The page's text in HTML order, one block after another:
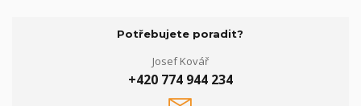
Potřebujete poradit?
Josef Kovář
+420 774 944 234